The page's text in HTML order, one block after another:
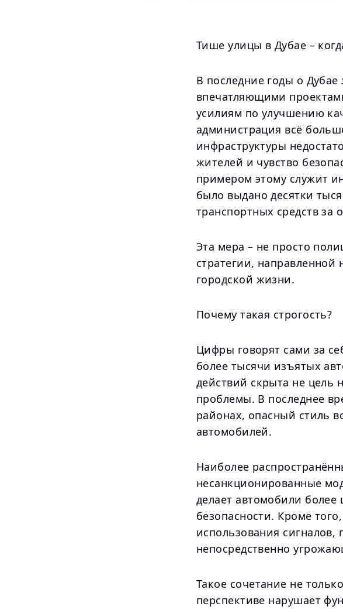
Тише улицы в Дубае –
В последние годы о Дубае
впечатляющими
усилиям по улучшению
администрация всё
инфраструктуры
жителей и чувство
примером этому служит
было выдано десятки
транспортных средств за
Эта мера – не просто
стратегии, направленной
городской жизни.
Почему такая строгость?
Цифры говорят сами за
более тысячи изъятых
действий скрыта не цель
проблемы. В последнее
районах, опасный стиль
автомобилей.
Наиболее
несанкционированные
делает автомобили более
безопасности. Кроме
использования
непосредственно
Такое сочетание не
перспективе нарушает